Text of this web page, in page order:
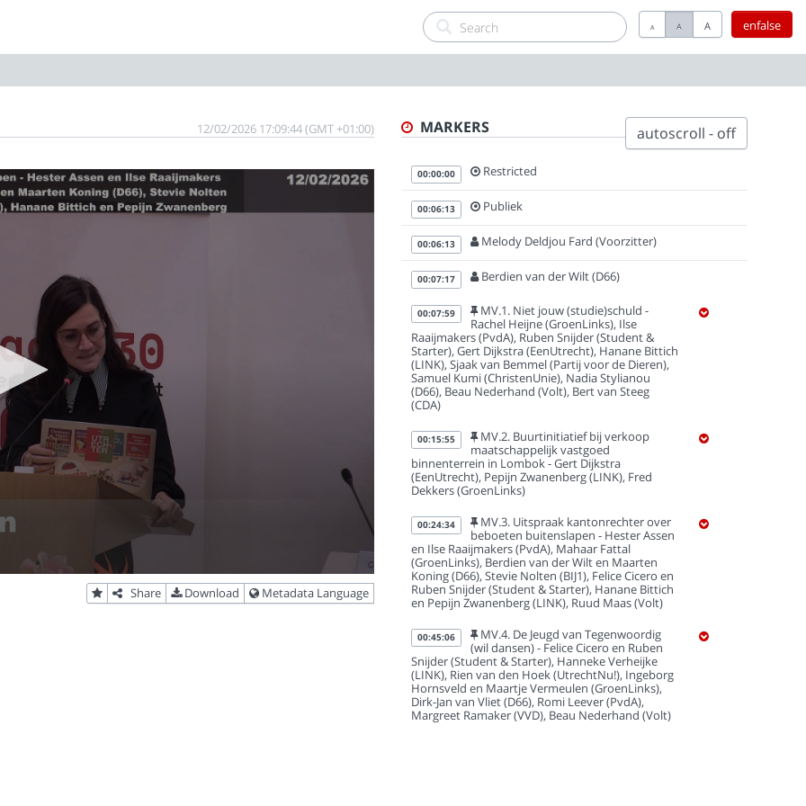
enfalse
A A A
12/02/2026 17:09:44 (GMT +01:00)
Share Download Metadata Language
MARKERS autoscroll - off
00:00:00 Restricted
00:06:13 Publiek
00:06:13 Melody Deldjou Fard (Voorzitter)
00:07:17 Berdien van der Wilt (D66)
00:07:59
MV.1. Niet jouw (studie)schuld -
Rachel Heijne (GroenLinks), Ilse
Raaijmakers (PvdA), Ruben Snijder (Student &
Starter), Gert Dijkstra (EenUtrecht), Hanane Bittich
(LINK), Sjaak van Bemmel (Partij voor de Dieren),
Samuel Kumi (ChristenUnie), Nadia Stylianou
(D66), Beau Nederhand (Volt), Bert van Steeg
(CDA)
00:15:55
MV.2. Buurtinitiatief bij verkoop
maatschappelijk vastgoed
binnenterrein in Lombok - Gert Dijkstra
(EenUtrecht), Pepijn Zwanenberg (LINK), Fred
Dekkers (GroenLinks)
00:24:34
MV.3. Uitspraak kantonrechter over
beboeten buitenslapen - Hester Assen
en Ilse Raaijmakers (PvdA), Mahaar Fattal
(GroenLinks), Berdien van der Wilt en Maarten
Koning (D66), Stevie Nolten (BIJ1), Felice Cicero en
Ruben Snijder (Student & Starter), Hanane Bittich
en Pepijn Zwanenberg (LINK), Ruud Maas (Volt)
00:45:06
MV.4. De Jeugd van Tegenwoordig
(wil dansen) - Felice Cicero en Ruben
Snijder (Student & Starter), Hanneke Verheijke
(LINK), Rien van den Hoek (UtrechtNu!), Ingeborg
Hornsveld en Maartje Vermeulen (GroenLinks),
Dirk-Jan van Vliet (D66), Romi Leever (PvdA),
Margreet Ramaker (VVD), Beau Nederhand (Volt)